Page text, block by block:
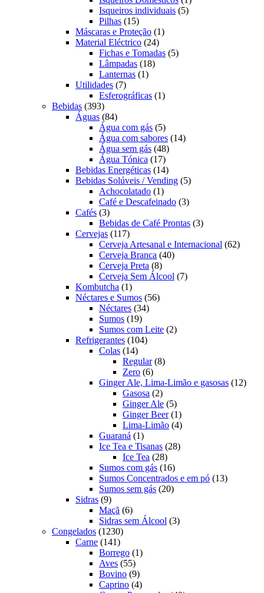
produto
Isqueiros individuais 55
Pilhas 1515
produtos
Máscaras e Proteção 11
Material Eléctrico 2424
produtos
Fichas e Tomadas 55
Lâmpadas 1818
Lanternas 11
Utilidades 77
produtos
Esferográficas 11
Bebidas 393393
produtos
Águas 8484
produtos
Água com gás 55
produtos
Água com sabores 1414
Água sem gás 4848
Água Tónica 1717
produtos
Bebidas Energéticas 1414
produtos
Bebidas Solúveis / Vending 55
Achocolatado 11
produto
Café e Descafeinado 33
Cafés 33
produtos
Bebidas de Café Prontas 33
Cervejas 117117
produtos
Cerveja Artesanal e Internacional 6262
Cerveja Branca 4040
Cerveja Preta 88
produtos
Cerveja Sem Álcool 77
Kombutcha 11
produto
Néctares e Sumos 5656
Néctares 3434
Sumos 1919
produtos
Sumos com Leite 22
Refrigerantes 104104
Colas 1414
produtos
Regular 88
Zero 66
produtos
Ginger Ale, Lima-Limão e gasosas 1212
Gasosa 22
produtos
Ginger Ale 55
produtos
Ginger Beer 11
produto
Lima-Limão 44
Guaraná 11
produto
Ice Tea e Tisanas 2828
Ice Tea 2828
produtos
Sumos com gás 1616
produtos
Sumos Concentrados e em pó 1313
Sumos sem gás 2020
Sidras 99
produtos
Maçã 66
produtos
Sidras sem Álcool 33
Congelados 12301230
produtos
Carne 141141
produtos
Borrego 11
Aves 5555
produtos
Bovino 99
produtos
Caprino 44